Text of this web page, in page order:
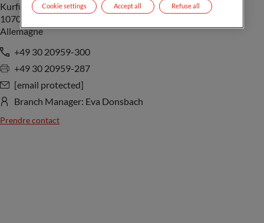
Kurfürstendamm 52
10707 Berlin
Allemagne
+49 30 20959-300
+49 30 20959-287
[email protected]
Branch Manager: Eva Donsbach
Prendre contact
Cookie settings Refuse all
Accept all